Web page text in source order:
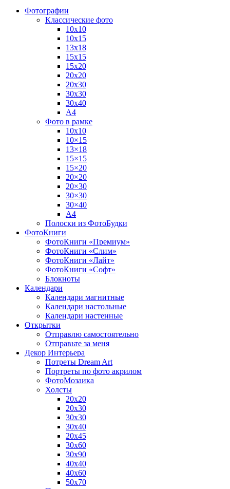
Фотографии
Классические фото
10х10
10х15
13х18
15х15
15х20
20х20
20х30
30х30
30х40
А4
Фото в рамке
10х10
10×15
13×18
15×15
15×20
20×20
20×30
30×30
30×40
A4
Полоски из ФотоБудки
ФотоКниги
ФотоКниги «Премиум»
ФотоКниги «Слим»
ФотоКниги «Лайт»
ФотоКниги «Софт»
Блокноты
Календари
Календари магнитные
Календари настольные
Календари настенные
Открытки
Отправлю самостоятельно
Отправьте за меня
Декор Интерьера
Потреты Dream Art
Портреты по фото акрилом
ФотоМозаика
Холсты
20х20
20х30
30х30
30х40
20х45
30х60
30х90
40х40
40х60
50х70